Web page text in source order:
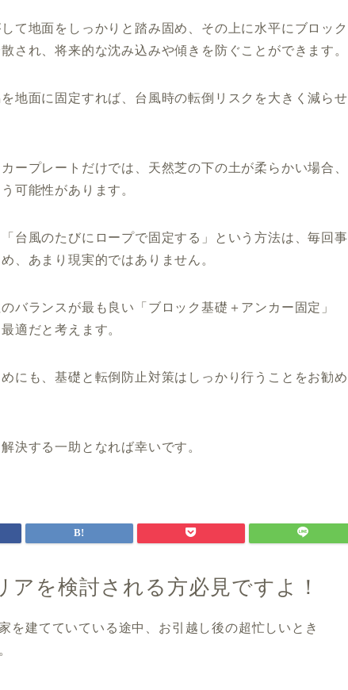
て地面をしっかりと踏み固め、その上に水平にブロック
され、将来的な沈み込みや傾きを防ぐことができます。
地面に固定すれば、台風時の転倒リスクを大きく減らせ
ープレートだけでは、天然芝の下の土が柔らかい場合、
可能性があります。
台風のたびにロープで固定する」という方法は、毎回事
、あまり現実的ではありません。
バランスが最も良い「ブロック基礎＋アンカー固定」
適だと考えます。
にも、基礎と転倒防止対策はしっかり行うことをお勧め
決する一助となれば幸いです。
アを検討される方必見ですよ！
を建てていている途中、お引越し後の超忙しいとき